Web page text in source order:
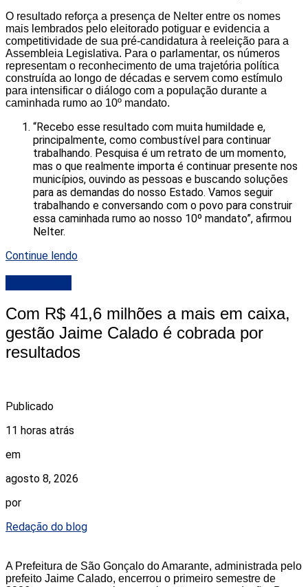
O resultado reforça a presença de Nelter entre os nomes
mais lembrados pelo eleitorado potiguar e evidencia a
competitividade de sua pré-candidatura à reeleição para a
Assembleia Legislativa. Para o parlamentar, os números
representam o reconhecimento de uma trajetória política
construída ao longo de décadas e servem como estímulo
para intensificar o diálogo com a população durante a
caminhada rumo ao 10º mandato.
“Recebo esse resultado com muita humildade e,
principalmente, como combustível para continuar
trabalhando. Pesquisa é um retrato de um momento,
mas o que realmente importa é continuar presente nos
municípios, ouvindo as pessoas e buscando soluções
para as demandas do nosso Estado. Vamos seguir
trabalhando e conversando com o povo para construir
essa caminhada rumo ao nosso 10º mandato”, afirmou
Nelter.
Continue lendo
Com R$ 41,6 milhões a mais em caixa,
gestão Jaime Calado é cobrada por
resultados
Publicado
11 horas atrás
em
agosto 8, 2026
por
Redação do blog
A Prefeitura de São Gonçalo do Amarante, administrada pelo
prefeito Jaime Calado, encerrou o primeiro semestre de